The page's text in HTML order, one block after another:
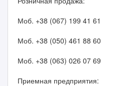
Моб. +38 (067) 199 41 61
Моб. +38 (050) 461 88 60
Моб. +38 (063) 026 07 69
Приемная предприятия: